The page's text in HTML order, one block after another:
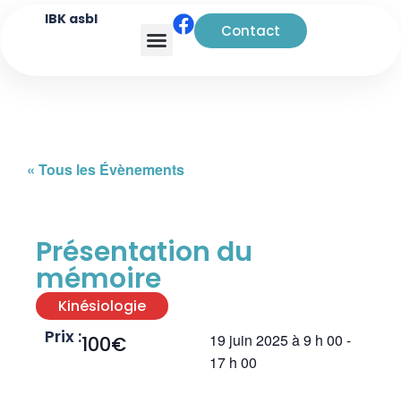
IBK asbl
Contact
« Tous les Évènements
Présentation du
mémoire
Kinésiologie
Prix :100€ 19 juin 2025à9 h 00 -
17 h 00